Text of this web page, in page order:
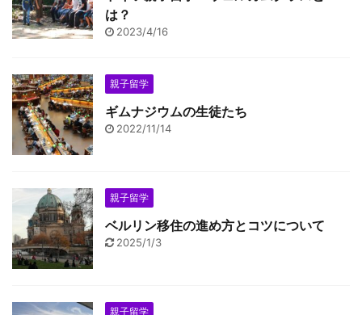
は？
2023/4/16
親子留学
ギムナジウムの生徒たち
2022/11/14
親子留学
ベルリン移住の進め方とコツについて
2025/1/3
親子留学